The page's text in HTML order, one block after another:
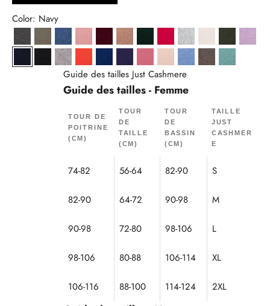
Color: Navy
Anthracite Chiné
ArmyBleu Denim
Bois De Rose
BordeauxCamel Chiné
CyprèsFuchsiaGlacier Chiné
IvoireKaki Chiné
NavyNoir Nuage Chiné
OrangeOutremer
PurplePétaleSableSky Taupe Chiné
Vert Chiné
Guide des tailles Just Cashmere
Guide des tailles - Femme
TOUR DE
POITRINE
(CM)
TOUR
DE
TAILLE
(CM)
TOUR
DE
BASSIN
(CM)
TAILLE
JUST
CASHMER
E
74-82 56-64 82-90 S
82-90 64-72 90-98 M
90-98 72-80 98-106 L
98-106 80-88 106-114 XL
106-116 88-100 114-124 2XL